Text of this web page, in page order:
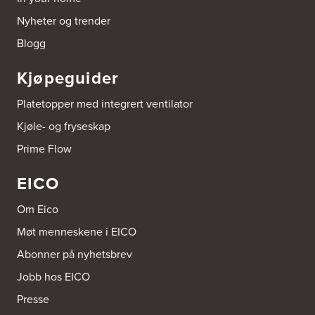
Borge butikk AS
Sundemoen Næringspark
3300 Hokksund
http://www.expert.no
Brusveen Snekkerverksted AS
Bergabygdvegen 35
2940 Heggenes
Tel.: 61-340006
Brødrene Aase AS
4313 Sandnes
Bygg Innredning A/S
Thiisabakken 13
4010 Stavanger
Tel.:
Nyheter og trender
Blogg
Kjøpeguider
Platetopper med integrert ventilator
Kjøle- og fryseskap
Prime Flow
EICO
Om Eico
Møt menneskene i EICO
Abonner på nyhetsbrev
Jobb hos EICO
Presse